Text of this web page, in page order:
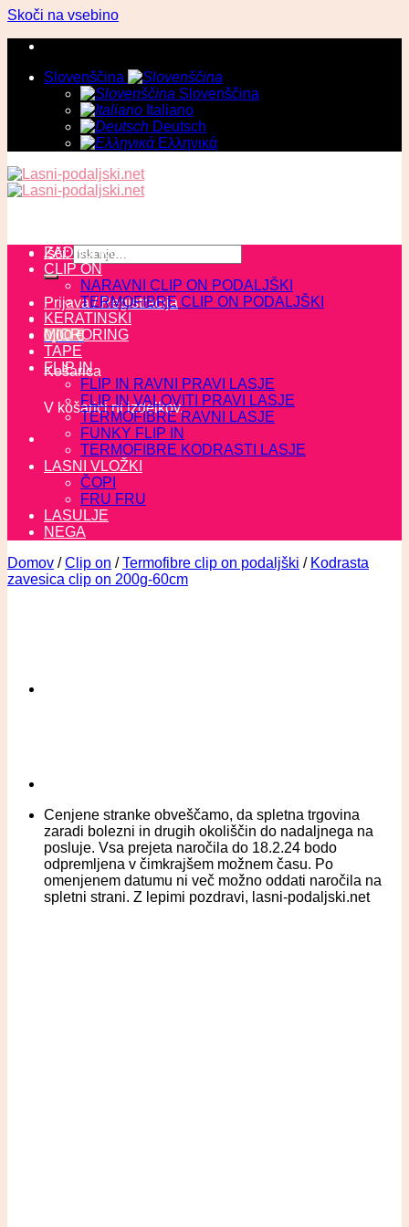
Skoči na vsebino
Slovenščina
Slovenščina
Italiano
Deutsch
Ελληνικά
Išči:
Prijava / Registracija
0,00€
Košarica
V košarici ni izdelkov.
ZADNJI KOSI
CLIP ON
NARAVNI CLIP ON PODALJŠKI
TERMOFIBRE CLIP ON PODALJŠKI
KERATINSKI
MICRORING
TAPE
FLIP IN
FLIP IN RAVNI PRAVI LASJE
FLIP IN VALOVITI PRAVI LASJE
TERMOFIBRE RAVNI LASJE
FUNKY FLIP IN
TERMOFIBRE KODRASTI LASJE
LASNI VLOŽKI
ČOPI
FRU FRU
LASULJE
NEGA
Domov / Clip on / Termofibre clip on podaljški / Kodrasta
zavesica clip on 200g-60cm
Cenjene stranke obveščamo, da spletna trgovina
zaradi bolezni in drugih okoliščin do nadaljnega na
posluje. Vsa prejeta naročila do 18.2.24 bodo
odpremljena v čimkrajšem možnem času. Po
omenjenem datumu ni več možno oddati naročila na
spletni strani. Z lepimi pozdravi, lasni-podaljski.net